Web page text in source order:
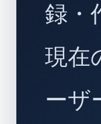
録・
現在
ーザ